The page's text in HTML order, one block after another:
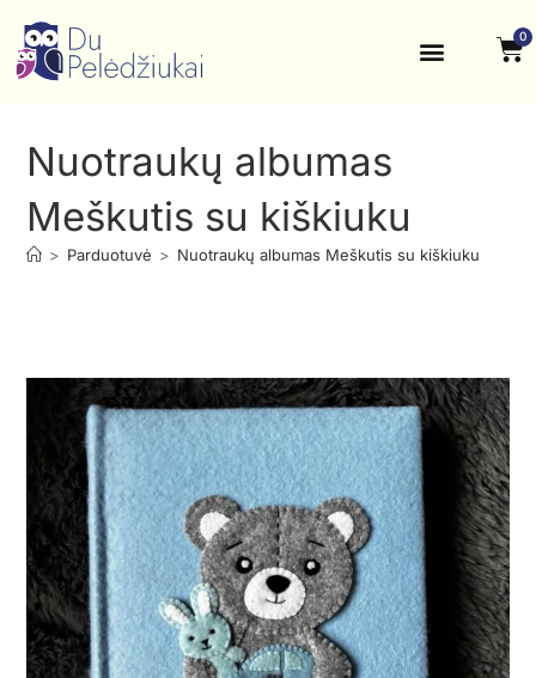
0
Nuotraukų albumas
Meškutis su kiškiuku
> Parduotuvė > Nuotraukų albumas Meškutis su kiškiuku